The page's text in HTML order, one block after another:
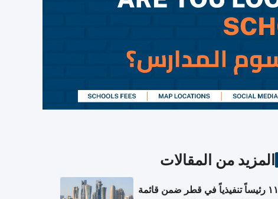
المزيد من المقالات
١١ رئيساً تنفيذياً في قطر ضمن قائمة